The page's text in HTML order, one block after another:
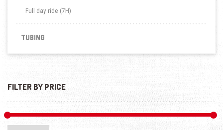
Full day ride (7H)
TUBING
FILTER BY PRICE